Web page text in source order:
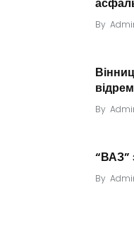
By
By
“ВАЗ”
By